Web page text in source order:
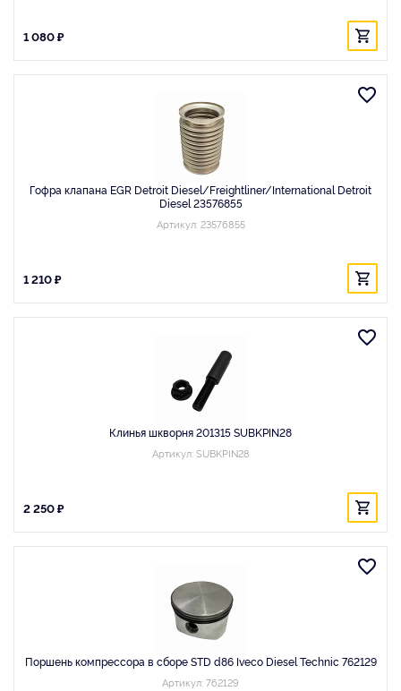
1 080 ₽
Гофра клапана EGR Detroit Diesel/Freightliner/International Detroit
Diesel 23576855
Артикул: 23576855
1 210 ₽
Клинья шкворня 201315 SUBKPIN28
Артикул: SUBKPIN28
2 250 ₽
Поршень компрессора в сборе STD d86 Iveco Diesel Technic 762129
Артикул: 762129